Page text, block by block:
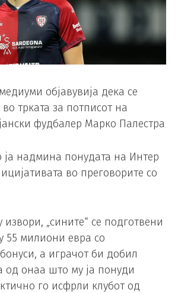
објавувија дека се
трката за потписот на
фудбалер Марко Палестра
ја надмина понудата на Интер
во преговорите со
„сините“ се подготвени
55 милиони евра со
а играчот би добил
од онаа што му ја понуди
го исфрли клубот од